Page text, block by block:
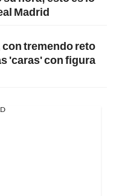
Madrid
con tremendo reto
'caras' con figura